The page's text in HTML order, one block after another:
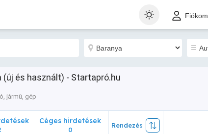
Fiókom
(új és használt) - Startapró.hu
jármű, gép
Céges hirdetések
0
Rendezés